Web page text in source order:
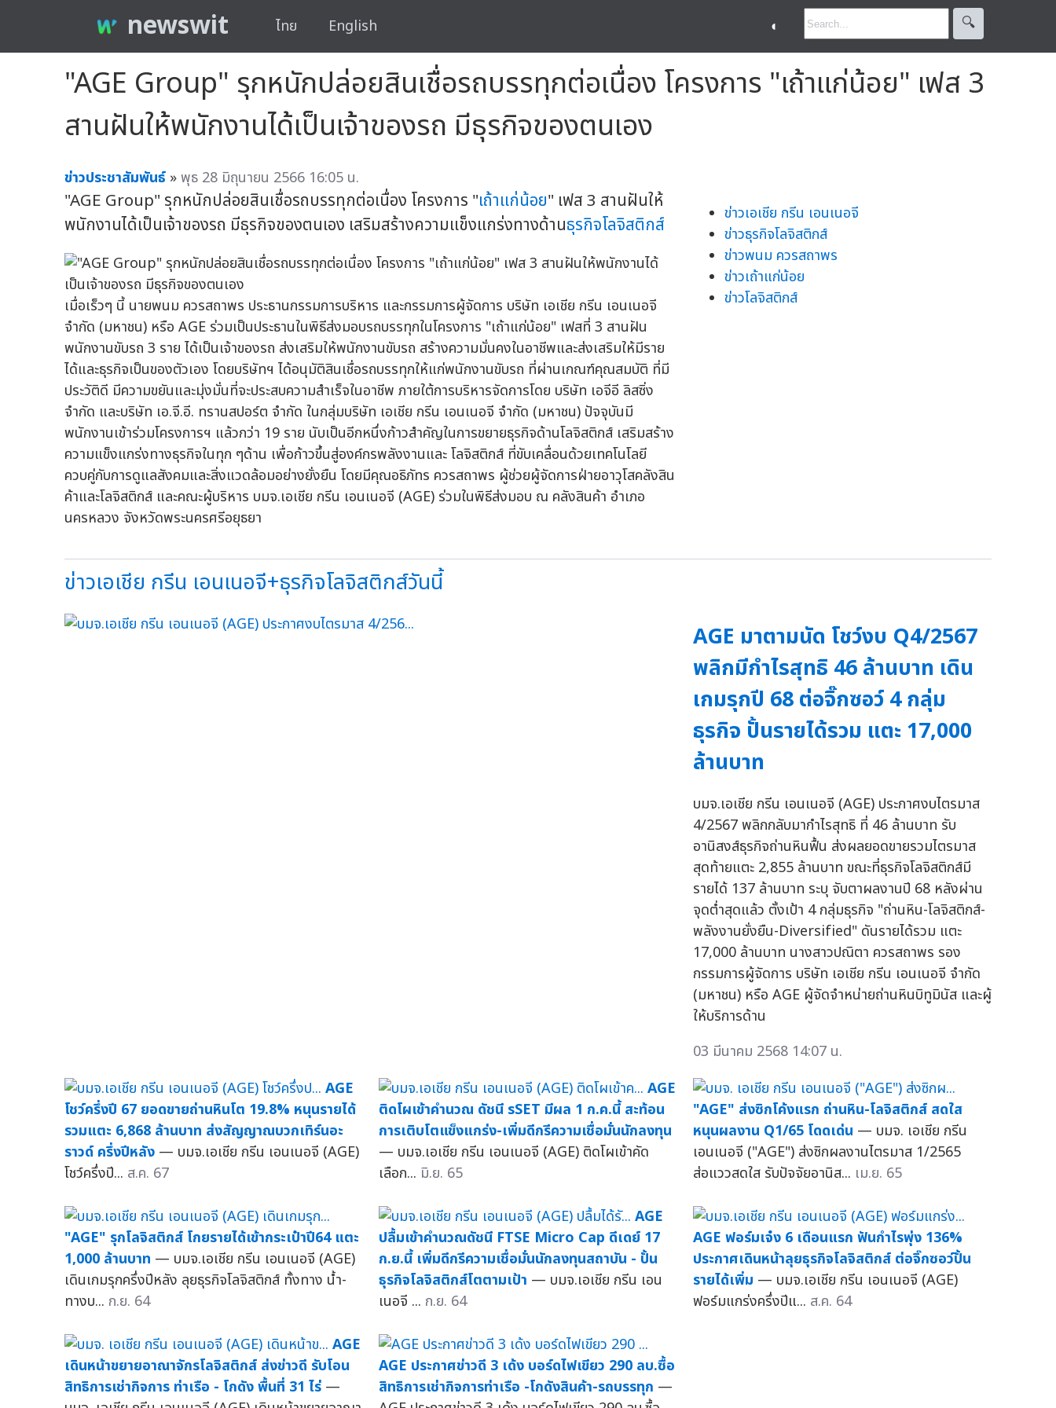
newswit ไทย English ◐ 🔍︎
"AGE Group" รุกหนักปล่อยสินเชื่อรถบรรทุกต่อเนื่อง โครงการ "เถ้าแก่น้อย" เฟส 3
สานฝันให้พนักงานได้เป็นเจ้าของรถ มีธุรกิจของตนเอง
ข่าวประชาสัมพันธ์ »พุธ 28 มิถุนายน 2566 16:05 น.
"AGE Group" รุกหนักปล่อยสินเชื่อรถบรรทุกต่อเนื่อง โครงการ "เถ้าแก่น้อย" เฟส 3 สานฝันให้
พนักงานได้เป็นเจ้าของรถ มีธุรกิจของตนเอง เสริมสร้างความแข็งแกร่งทางด้านธุรกิจโลจิสติกส์
เมื่อเร็วๆ นี้ นายพนม ควรสถาพร ประธานกรรมการบริหาร และกรรมการผู้จัดการ บริษัท เอเชีย กรีน เอนเนอจี
จำกัด (มหาชน) หรือ AGE ร่วมเป็นประธานในพิธีส่งมอบรถบรรทุกในโครงการ "เถ้าแก่น้อย" เฟสที่ 3 สานฝัน
พนักงานขับรถ 3 ราย ได้เป็นเจ้าของรถ ส่งเสริมให้พนักงานขับรถ สร้างความมั่นคงในอาชีพและส่งเสริมให้มีราย
ได้และธุรกิจเป็นของตัวเอง โดยบริษัทฯ ได้อนุมัติสินเชื่อรถบรรทุกให้แก่พนักงานขับรถ ที่ผ่านเกณฑ์คุณสมบัติ ที่มี
ประวัติดี มีความขยันและมุ่งมั่นที่จะประสบความสำเร็จในอาชีพ ภายใต้การบริหารจัดการโดย บริษัท เอจีอี ลิสซิ่ง
จำกัด และบริษัท เอ.จี.อี. ทรานสปอร์ต จำกัด ในกลุ่มบริษัท เอเชีย กรีน เอนเนอจี จำกัด (มหาชน) ปัจจุบันมี
พนักงานเข้าร่วมโครงการฯ แล้วกว่า 19 ราย นับเป็นอีกหนึ่งก้าวสำคัญในการขยายธุรกิจด้านโลจิสติกส์ เสริมสร้าง
ความแข็งแกร่งทางธุรกิจในทุก ๆด้าน เพื่อก้าวขึ้นสู่องค์กรพลังงานและ โลจิสติกส์ ที่ขับเคลื่อนด้วยเทคโนโลยี
ควบคู่กับการดูแลสังคมและสิ่งแวดล้อมอย่างยั่งยืน โดยมีคุณอธิภัทร ควรสถาพร ผู้ช่วยผู้จัดการฝ่ายอาวุโสคลังสิน
ค้าและโลจิสติกส์ และคณะผู้บริหาร บมจ.เอเชีย กรีน เอนเนอจี (AGE) ร่วมในพิธีส่งมอบ ณ คลังสินค้า อำเภอ
นครหลวง จังหวัดพระนครศรีอยุธยา
ข่าวเอเชีย กรีน เอนเนอจี
ข่าวธุรกิจโลจิสติกส์
ข่าวพนม ควรสถาพร
ข่าวเถ้าแก่น้อย
ข่าวโลจิสติกส์
ข่าวเอเชีย กรีน เอนเนอจี+ธุรกิจโลจิสติกส์วันนี้
AGE มาตามนัด โชว์งบ Q4/2567
พลิกมีกำไรสุทธิ 46 ล้านบาท เดิน
เกมรุกปี 68 ต่อจิ๊กซอว์ 4 กลุ่ม
ธุรกิจ ปั้นรายได้รวม แตะ 17,000
ล้านบาท
บมจ.เอเชีย กรีน เอนเนอจี (AGE) ประกาศงบไตรมาส
4/2567 พลิกกลับมากำไรสุทธิ ที่ 46 ล้านบาท รับ
อานิสงส์ธุรกิจถ่านหินฟื้น ส่งผลยอดขายรวมไตรมาส
สุดท้ายแตะ 2,855 ล้านบาท ขณะที่ธุรกิจโลจิสติกส์มี
รายได้ 137 ล้านบาท ระบุ จับตาผลงานปี 68 หลังผ่าน
จุดต่ำสุดแล้ว ตั้งเป้า 4 กลุ่มธุรกิจ "ถ่านหิน-โลจิสติกส์-
พลังงานยั่งยืน-Diversified" ดันรายได้รวม แตะ
17,000 ล้านบาท นางสาวปณิตา ควรสถาพร รอง
กรรมการผู้จัดการ บริษัท เอเชีย กรีน เอนเนอจี จำกัด
(มหาชน) หรือ AGE ผู้จัดจำหน่ายถ่านหินบิทูมินัส และผู้
ให้บริการด้าน
03 มีนาคม 2568 14:07 น.
AGE
โชว์ครึ่งปี 67 ยอดขายถ่านหินโต 19.8% หนุนรายได้
รวมแตะ 6,868 ล้านบาท ส่งสัญญาณบวกเทิร์นอะ
ราวด์ ครึ่งปีหลัง — บมจ.เอเชีย กรีน เอนเนอจี (AGE)
โชว์ครึ่งปี... ส.ค. 67
AGE
ติดโผเข้าคำนวณ ดัชนี sSET มีผล 1 ก.ค.นี้ สะท้อน
การเติบโตแข็งแกร่ง-เพิ่มดีกรีความเชื่อมั่นนักลงทุน
— บมจ.เอเชีย กรีน เอนเนอจี (AGE) ติดโผเข้าคัด
เลือก... มิ.ย. 65
"AGE" ส่งซิกโค้งแรก ถ่านหิน-โลจิสติกส์ สดใส
หนุนผลงาน Q1/65 โดดเด่น — บมจ. เอเชีย กรีน
เอนเนอจี ("AGE") ส่งซิกผลงานไตรมาส 1/2565
ส่อแววสดใส รับปัจจัยอานิส... เม.ย. 65
"AGE" รุกโลจิสติกส์ โกยรายได้เข้ากระเป๋าปี64 แตะ
1,000 ล้านบาท — บมจ.เอเชีย กรีน เอนเนอจี (AGE)
เดินเกมรุกครึ่งปีหลัง ลุยธุรกิจโลจิสติกส์ ทั้งทาง น้ำ-
ทางบ... ก.ย. 64
AGE
ปลื้มเข้าคำนวณดัชนี FTSE Micro Cap ดีเดย์ 17
ก.ย.นี้ เพิ่มดีกรีความเชื่อมั่นนักลงทุนสถาบัน - ปั้น
ธุรกิจโลจิสติกส์โตตามเป้า — บมจ.เอเชีย กรีน เอน
เนอจี ... ก.ย. 64
AGE ฟอร์มเจ๋ง 6 เดือนแรก ฟันกำไรพุ่ง 136%
ประกาศเดินหน้าลุยธุรกิจโลจิสติกส์ ต่อจิ๊กซอว์ปั้น
รายได้เพิ่ม — บมจ.เอเชีย กรีน เอนเนอจี (AGE)
ฟอร์มแกร่งครึ่งปีแ... ส.ค. 64
AGE
เดินหน้าขยายอาณาจักรโลจิสติกส์ ส่งข่าวดี รับโอน
สิทธิการเช่ากิจการ ท่าเรือ - โกดัง พื้นที่ 31 ไร่ —
AGE ประกาศข่าวดี 3 เด้ง บอร์ดไฟเขียว 290 ลบ.ซื้อ
สิทธิการเช่ากิจการท่าเรือ -โกดังสินค้า-รถบรรทุก —